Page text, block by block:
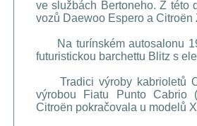
ve službách Bertoneho. Z této
vozů Daewoo Espero a Citroën
Na turínském autosalonu
futuristickou barchettu Blitz s
Tradici výroby kabrioletů
výrobou Fiatu Punto Cabrio
Citroën pokračovala u modelů